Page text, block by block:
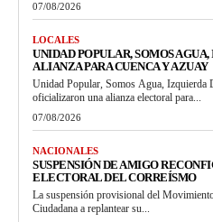
07/08/2026
LOCALES
UNIDAD POPULAR, SOMOS
ALIANZA PARA CUENCA Y AZUAY
Unidad Popular, Somos Agua,
oficializaron una alianza electoral para...
07/08/2026
NACIONALES
SUSPENSIÓN DE AMIGO
ELECTORAL DEL CORREÍSMO
La suspensión provisional del
Ciudadana a replantear su...